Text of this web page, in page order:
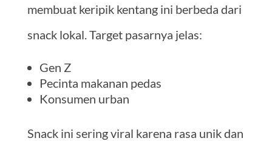
membuat keripik kentang ini berbeda dari
snack lokal. Target pasarnya jelas:
Gen Z
Pecinta makanan pedas
Konsumen urban
Snack ini sering viral karena rasa unik dan